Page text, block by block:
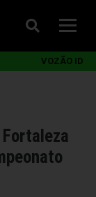
VOZÃO ID